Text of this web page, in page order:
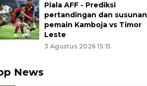
Piala AFF - Prediksi
pertandingan dan susunan
pemain Kamboja vs Timor
Leste
3 Agustus 2026 15:15
News